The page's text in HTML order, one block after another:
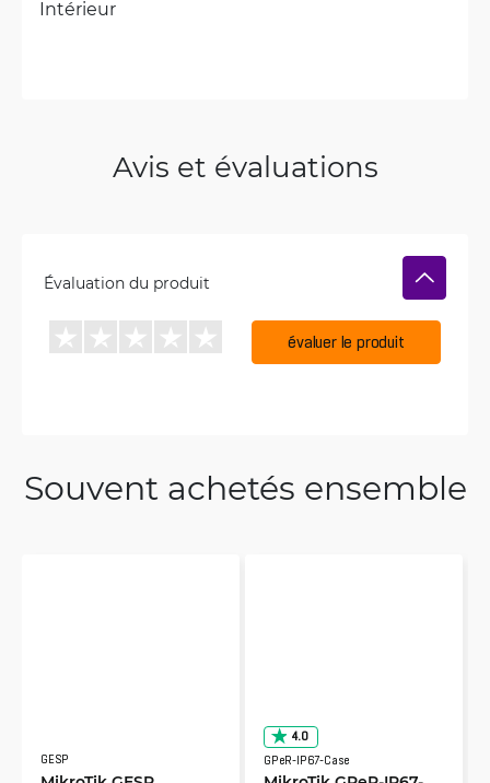
Intérieur
Avis et évaluations
Évaluation du produit
évaluer le produit
Souvent achetés ensemble
GESP
4.0
GPeR-IP67-Case